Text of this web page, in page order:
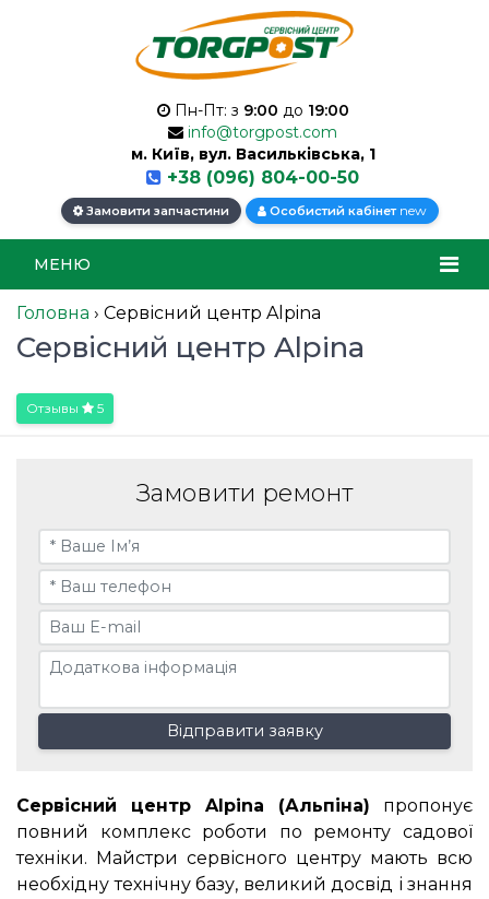
Пн-Пт: з 9:00 до 19:00
info@torgpost.com
м. Київ, вул. Васильківська, 1
+38 (096) 804-00-50
Замовити запчастини Особистий кабінет new
МЕНЮ
Головна › Сервісний центр Alpina
Сервісний центр Alpina
Отзывы 5
Сервісний центр Alpina (Альпіна) пропонує
повний комплекс роботи по ремонту садової
техніки. Майстри сервісного центру мають всю
необхідну технічну базу, великий досвід і знання
Замовити ремонт
Відправити заявку